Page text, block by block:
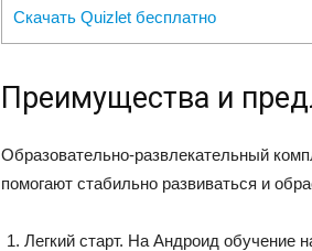
Скачать Quizlet бесплатно
Преимущества и
Образовательно-развлекательный
помогают стабильно развиваться и
Легкий старт. На Андроид обучение